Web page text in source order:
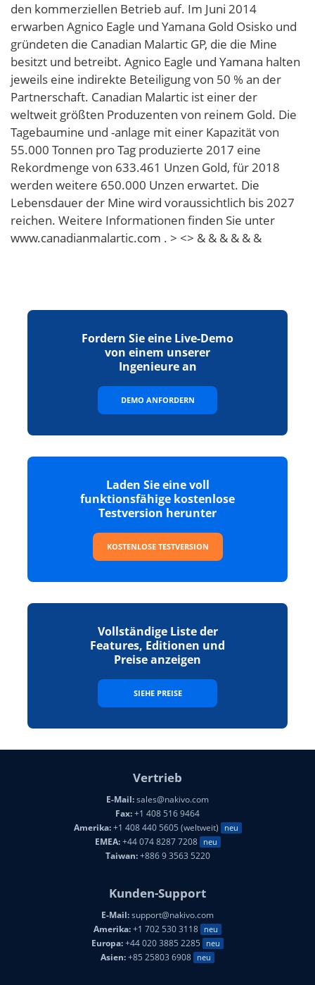
den kommerziellen Betrieb auf. Im Juni 2014
erwarben Agnico Eagle und Yamana Gold Osisko und
gründeten die Canadian Malartic GP, die die Mine
besitzt und betreibt. Agnico Eagle und Yamana halten
jeweils eine indirekte Beteiligung von 50 % an der
Partnerschaft. Canadian Malartic ist einer der
weltweit größten Produzenten von reinem Gold. Die
Tagebaumine und -anlage mit einer Kapazität von
55.000 Tonnen pro Tag produzierte 2017 eine
Rekordmenge von 633.461 Unzen Gold, für 2018
werden weitere 650.000 Unzen erwartet. Die
Lebensdauer der Mine wird voraussichtlich bis 2027
reichen. Weitere Informationen finden Sie unter
www.canadianmalartic.com . > <> & & & & & &
Fordern Sie eine Live-Demo
von einem unserer
Ingenieure an
DEMO ANFORDERN
Laden Sie eine voll
funktionsfähige kostenlose
Testversion herunter
KOSTENLOSE TESTVERSION
Vollständige Liste der
Features, Editionen und
Preise anzeigen
SIEHE PREISE
Vertrieb
E-Mail:sales@nakivo.com
Fax:+1 408 516 9464
Amerika:+1 408 440 5605 (weltweit) neu
EMEA:+44 074 8287 7208 neu
Taiwan:+886 9 3563 5220
Kunden-Support
E-Mail:support@nakivo.com
Amerika:+1 702 530 3118 neu
Europa:+44 020 3885 2285 neu
Asien:+85 25803 6908 neu